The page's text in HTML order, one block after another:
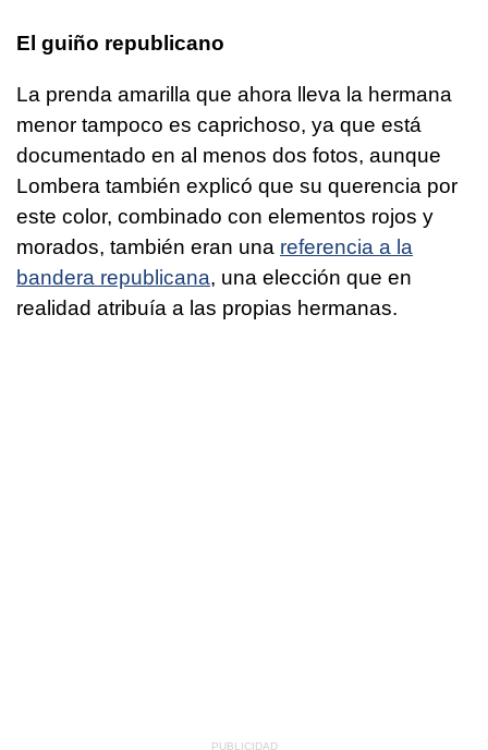
El guiño republicano
La prenda amarilla que ahora lleva la hermana
menor tampoco es caprichoso, ya que está
documentado en al menos dos fotos, aunque
Lombera también explicó que su querencia por
este color, combinado con elementos rojos y
morados, también eran una referencia a la
bandera republicana, una elección que en
realidad atribuía a las propias hermanas.